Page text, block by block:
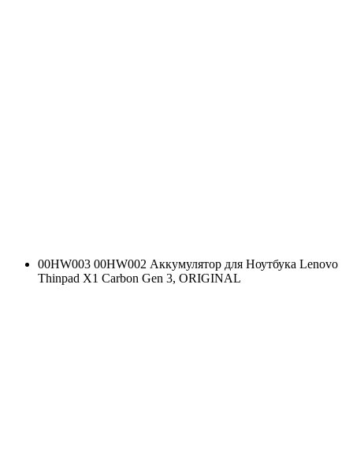
00HW003 00HW002 Аккумулятор для Ноутбука Lenovo
Thinpad X1 Carbon Gen 3, ORIGINAL